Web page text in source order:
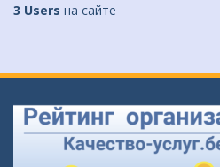
3 Users на сайте